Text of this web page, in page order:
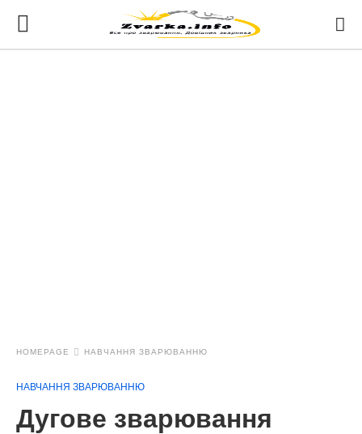
HOMEPAGE НАВЧАННЯ ЗВАРЮВАННЮ
НАВЧАННЯ ЗВАРЮВАННЮ
Дугове зварювання